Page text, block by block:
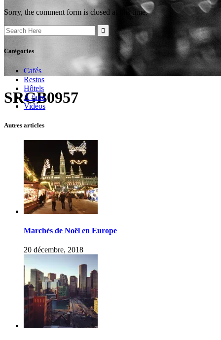
SRGB0957
Sorry, the comment form is closed at this time.
Search
for:
Catégories
Cafés
Restos
Hôtels
À faire
Vidéos
Autres articles
Marchés de Noël en Europe
20 décembre, 2018